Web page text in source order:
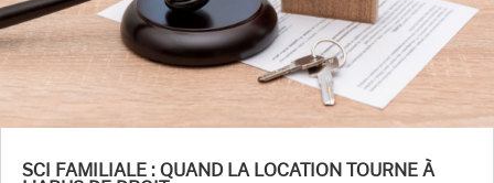
SCI FAMILIALE : QUAND LA LOCATION TOURNE À